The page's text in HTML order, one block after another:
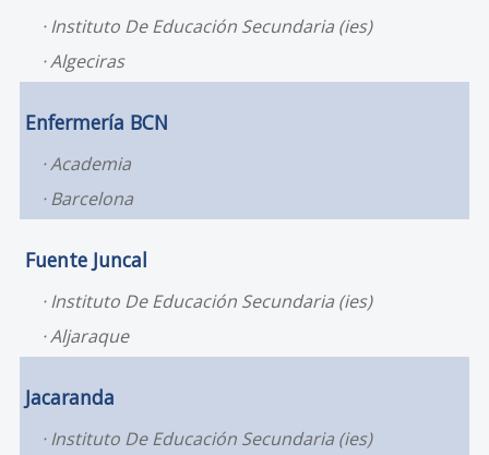
Instituto De Educación Secundaria (ies)
Algeciras
Enfermería BCN
Academia
Barcelona
Fuente Juncal
Instituto De Educación Secundaria (ies)
Aljaraque
Jacaranda
Instituto De Educación Secundaria (ies)